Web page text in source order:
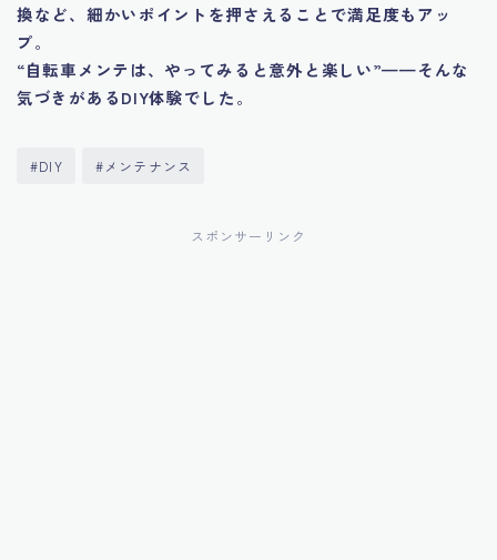
換など、細かいポイントを押さえることで満足度もアッ
プ。
“自転車メンテは、やってみると意外と楽しい”——そんな
気づきがあるDIY体験でした。
#DIY #メンテナンス
スポンサーリンク